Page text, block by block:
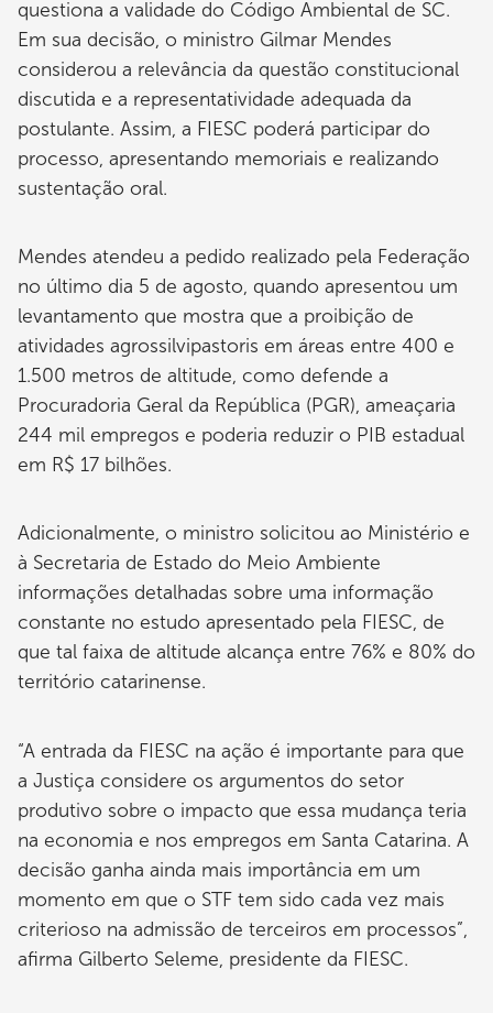
questiona a validade do Código Ambiental de SC.
Em sua decisão, o ministro Gilmar Mendes
considerou a relevância da questão constitucional
discutida e a representatividade adequada da
postulante. Assim, a FIESC poderá participar do
processo, apresentando memoriais e realizando
sustentação oral.
Mendes atendeu a pedido realizado pela Federação
no último dia 5 de agosto, quando apresentou um
levantamento que mostra que a proibição de
atividades agrossilvipastoris em áreas entre 400 e
1.500 metros de altitude, como defende a
Procuradoria Geral da República (PGR), ameaçaria
244 mil empregos e poderia reduzir o PIB estadual
em R$ 17 bilhões.
Adicionalmente, o ministro solicitou ao Ministério e
à Secretaria de Estado do Meio Ambiente
informações detalhadas sobre uma informação
constante no estudo apresentado pela FIESC, de
que tal faixa de altitude alcança entre 76% e 80% do
território catarinense.
“A entrada da FIESC na ação é importante para que
a Justiça considere os argumentos do setor
produtivo sobre o impacto que essa mudança teria
na economia e nos empregos em Santa Catarina. A
decisão ganha ainda mais importância em um
momento em que o STF tem sido cada vez mais
criterioso na admissão de terceiros em processos”,
afirma Gilberto Seleme, presidente da FIESC.